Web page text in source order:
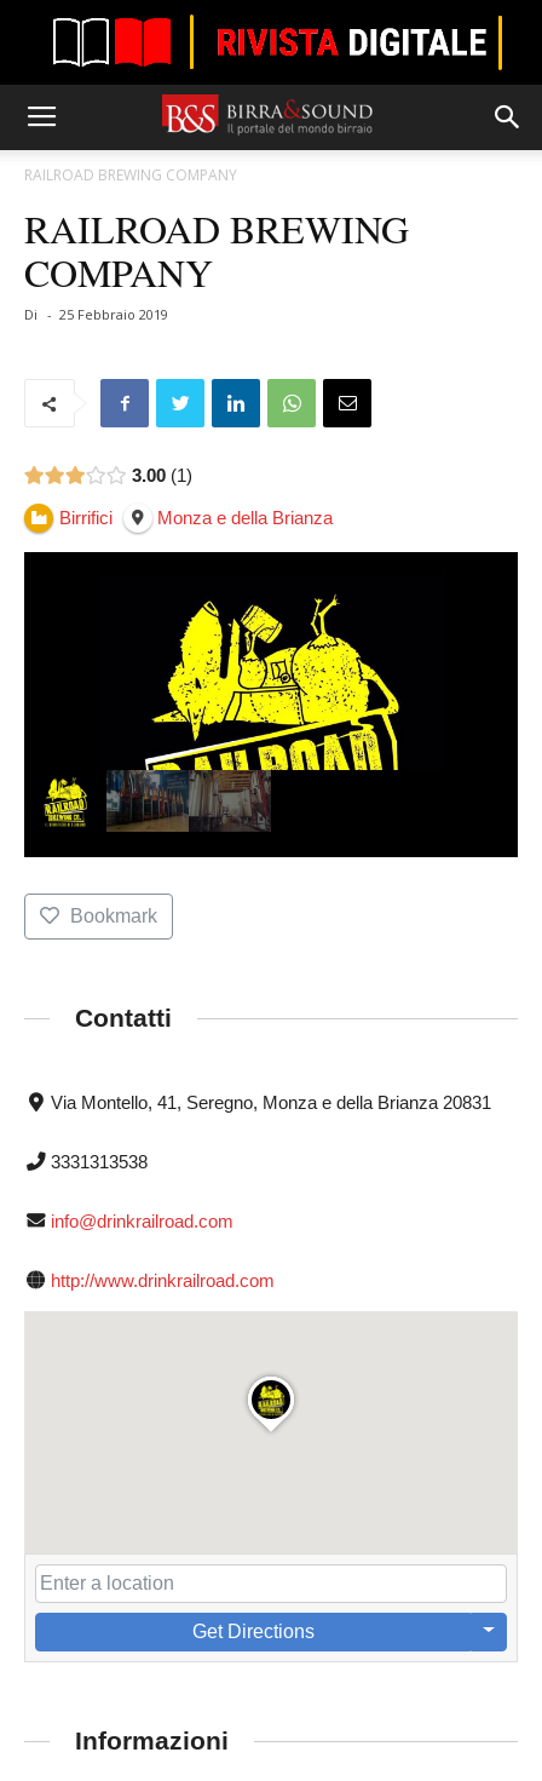
RAILROAD BREWING COMPANY
RAILROAD BREWING
COMPANY
Di - 25 Febbraio 2019
3.00 1
Birrifici Monza e della Brianza
Bookmark
Contatti
Via Montello, 41, Seregno, Monza e della Brianza 20831
3331313538
info@drinkrailroad.com
http://www.drinkrailroad.com
Get Directions
Informazioni